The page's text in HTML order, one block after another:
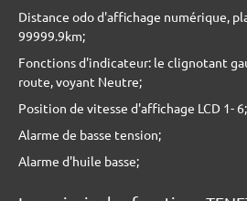
Distance odo d'affichage numérique,
99999.9km;
Fonctions d'indicateur: le clignotant
route, voyant Neutre;
Position de vitesse d'affichage LCD 1- 6;
Alarme de basse tension;
Alarme d'huile basse;